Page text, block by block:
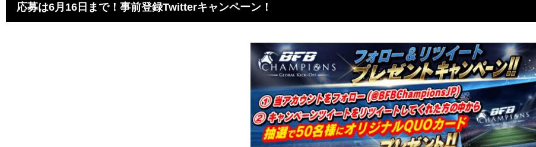
応募は6月16日まで！事前登録Twitterキャンペーン！